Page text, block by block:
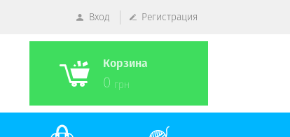
Вход Регистрация
Корзина
0 грн